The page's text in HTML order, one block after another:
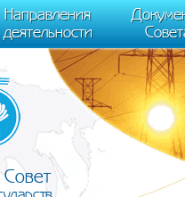
j++) {if
(window,
});
Направления
деятельности
Совет